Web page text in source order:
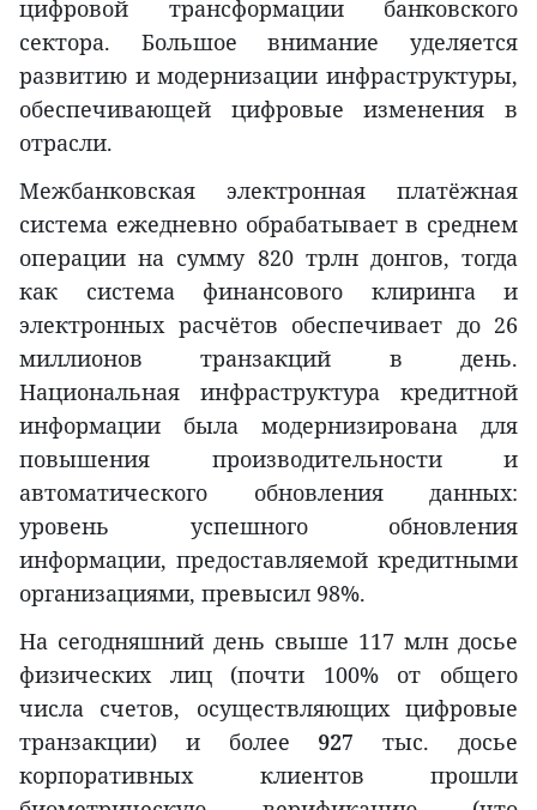
цифровой трансформации банковского
сектора. Большое внимание уделяется
развитию и модернизации инфраструктуры,
обеспечивающей цифровые изменения в
отрасли.
Межбанковская электронная платёжная
система ежедневно обрабатывает в среднем
операции на сумму 820 трлн донгов, тогда
как система финансового клиринга и
электронных расчётов обеспечивает до 26
миллионов транзакций в день.
Национальная инфраструктура кредитной
информации была модернизирована для
повышения производительности и
автоматического обновления данных:
уровень успешного обновления
информации, предоставляемой кредитными
организациями, превысил 98%.
На сегодняшний день свыше 117 млн досье
физических лиц (почти 100% от общего
числа счетов, осуществляющих цифровые
транзакции) и более 927тыс. досье
корпоративных клиентов прошли